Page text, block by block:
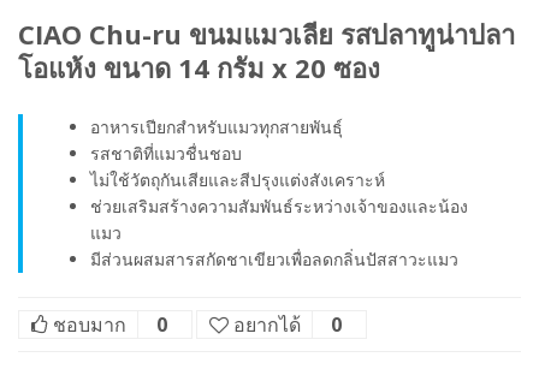
CIAO Chu-ru ขนมแมวเลีย รสปลาทูน่าปลา
โอแห้ง ขนาด 14 กรัม x 20 ซอง
อาหารเปียกสำหรับแมวทุกสายพันธุ์
รสชาติที่แมวชื่นชอบ
ไม่ใช้วัตถุกันเสียและสีปรุงแต่งสังเคราะห์
ช่วยเสริมสร้างความสัมพันธ์ระหว่างเจ้าของและน้อง
แมว
มีส่วนผสมสารสกัดชาเขียวเพื่อลดกลิ่นปัสสาวะแมว
ชอบมาก 0 อยากได้ 0